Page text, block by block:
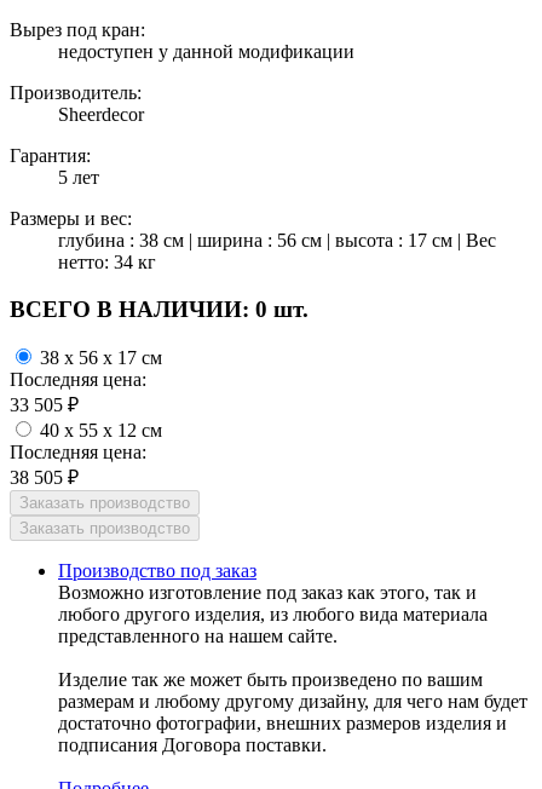
Вырез под кран:
недоступен у данной модификации
Производитель:
Sheerdecor
Гарантия:
5 лет
Размеры и вес:
глубина : 38 см | ширина : 56 см | высота : 17 см | Вес
нетто: 34 кг
ВСЕГО В НАЛИЧИИ: 0 шт.
38 x 56 x 17 см
Последняя цена:
33 505 ₽
40 x 55 x 12 см
Последняя цена:
38 505 ₽
Производство под заказ
Возможно изготовление под заказ как этого, так и
любого другого изделия, из любого вида материала
представленного на нашем сайте.
Изделие так же может быть произведено по вашим
размерам и любому другому дизайну, для чего нам будет
достаточно фотографии, внешних размеров изделия и
подписания Договора поставки.